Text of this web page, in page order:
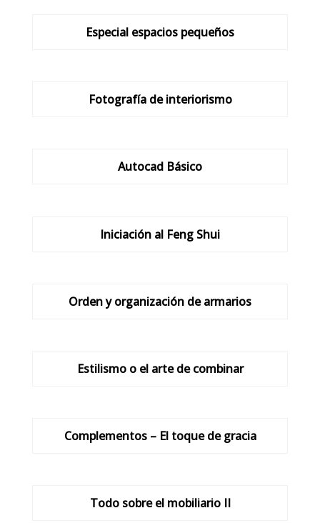
Especial espacios pequeños
Fotografía de interiorismo
Autocad Básico
Iniciación al Feng Shui
Orden y organización de armarios
Estilismo o el arte de combinar
Complementos – El toque de gracia
Todo sobre el mobiliario II